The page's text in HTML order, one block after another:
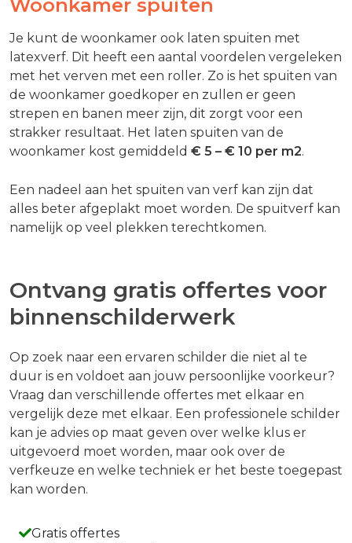
Woonkamer spuiten
Je kunt de woonkamer ook laten spuiten met
latexverf. Dit heeft een aantal voordelen vergeleken
met het verven met een roller. Zo is het spuiten van
de woonkamer goedkoper en zullen er geen
strepen en banen meer zijn, dit zorgt voor een
strakker resultaat. Het laten spuiten van de
woonkamer kost gemiddeld € 5 – € 10 per m2.
Een nadeel aan het spuiten van verf kan zijn dat
alles beter afgeplakt moet worden. De spuitverf kan
namelijk op veel plekken terechtkomen.
Ontvang gratis offertes voor
binnenschilderwerk
Op zoek naar een ervaren schilder die niet al te
duur is en voldoet aan jouw persoonlijke voorkeur?
Vraag dan verschillende offertes met elkaar en
vergelijk deze met elkaar. Een professionele schilder
kan je advies op maat geven over welke klus er
uitgevoerd moet worden, maar ook over de
verfkeuze en welke techniek er het beste toegepast
kan worden.
Gratis offertes